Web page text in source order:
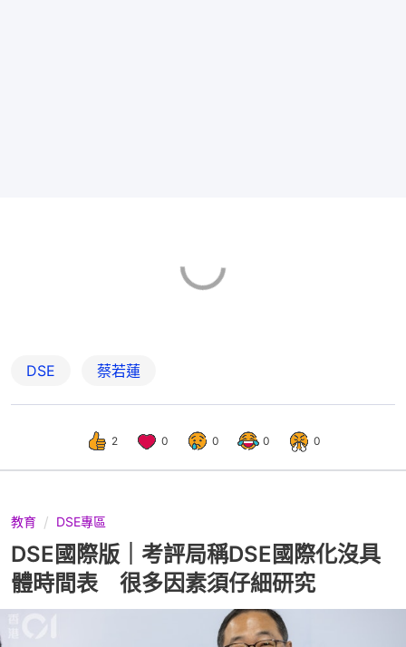
DSE 蔡若蓮
2 0 0 0 0
教育 DSE專區
DSE國際版｜考評局稱DSE國際化沒具
體時間表 很多因素須仔細研究